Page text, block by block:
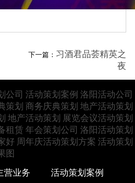
下一篇： 习酒君品荟精英之
夜
公司 活动策划案例 洛阳活动公司
策划 商务庆典策划 地产活动策划
地产活动策划 展览会议活动策划
租赁 年会策划公司 洛阳活动策划
好 周年庆活动策划方案 活动策划
图
营业务
活动策划案例